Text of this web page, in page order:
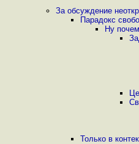
За обсуждение
Парадокс
Ну
Только в